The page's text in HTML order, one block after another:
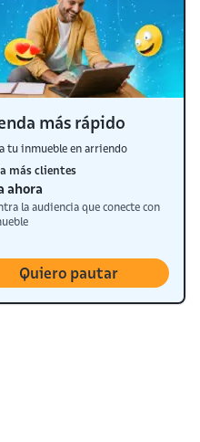
más rápido
tu inmueble en arriendo
más clientes
ahora
la audiencia que conecte con
Quiero pautar